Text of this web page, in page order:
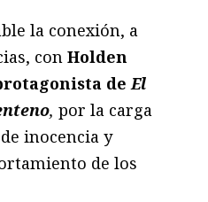
la conexión, a
con Holden
deEl
, por la carga
inocencia y
de los